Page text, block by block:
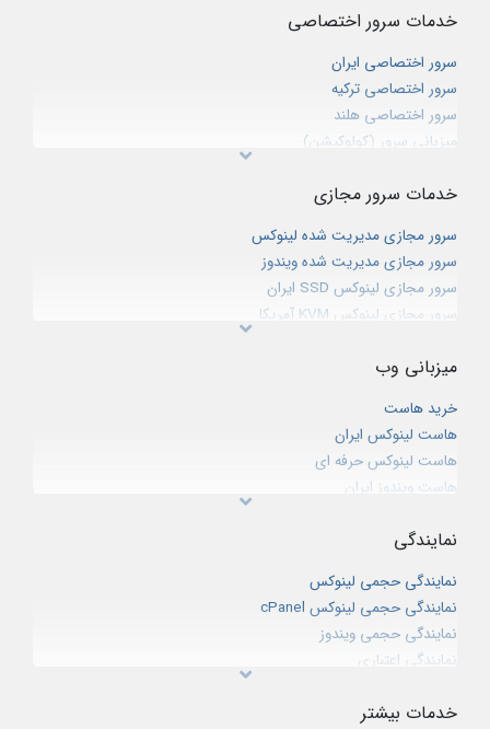
خدمات سرور اختصاصی
سرور اختصاصی ایران
سرور اختصاصی ترکیه
سرور اختصاصی هلند
میزبانی سرور (کولوکیشن)
خدمات سرور مجازی
سرور مجازی مدیریت شده لینوکس
سرور مجازی مدیریت شده ویندوز
سرور مجازی لینوکس SSD ایران
سرور مجازی لینوکس KVM آمریکا
سرور مجازی ویندوز ایران
سرور مجازی گیم
میزبانی وب
خرید هاست
هاست لینوکس ایران
هاست لینوکس حرفه ای
هاست ویندوز ایران
میزبانی فضای پشتیبان
هاست وردپرس
هاست سازمانی لینوکس
خدمات میزبانی ایمیل (ایمیل هاستینگ)
نمایندگی
نمایندگی حجمی لینوکس
نمایندگی حجمی لینوکس cPanel
نمایندگی حجمی ویندوز
نمایندگی اعتباری
نمایندگی ثبت دامنه بین المللی
خدمات بیشتر